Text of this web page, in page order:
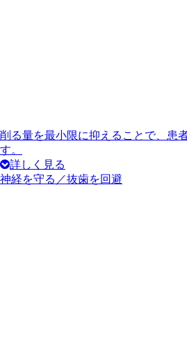
削る量を最小限に抑えることで、患
す。
詳しく見る
神経を守る／抜歯を回避